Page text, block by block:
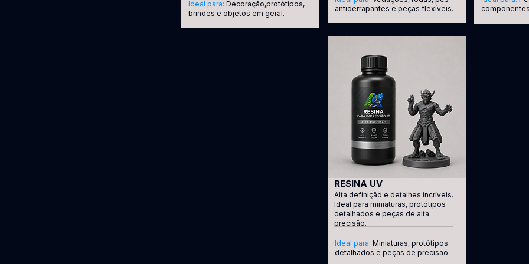
Ideal para: Decoração,protótipos,
brindes e objetos em geral.
antiderrapantes e peças flexíveis.
RESINA UV
Alta definição e detalhes incríveis.
Ideal para miniaturas, protótipos
detalhados e peças de alta
precisão.
Ideal para: Miniaturas, protótipos
detalhados e peças de precisão.